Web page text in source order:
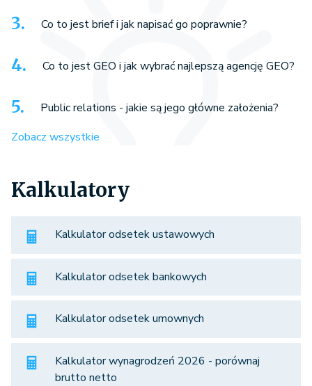
Co to jest brief i jak napisać go poprawnie?
Co to jest GEO i jak wybrać najlepszą agencję GEO?
Public relations - jakie są jego główne założenia?
Zobacz wszystkie
Kalkulatory
Kalkulator odsetek ustawowych
Kalkulator odsetek bankowych
Kalkulator odsetek umownych
Kalkulator wynagrodzeń 2026 - porównaj
brutto netto